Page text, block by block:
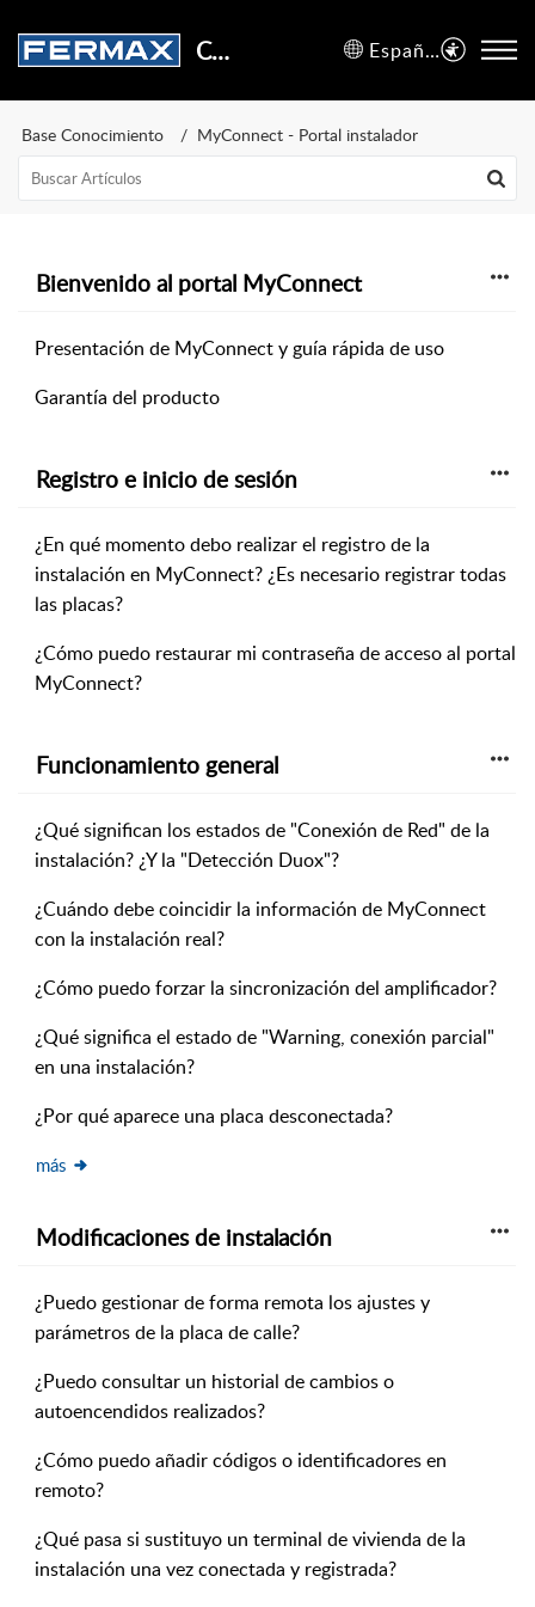
Centro de Soporte Español (España)
Base Conocimiento MyConnect - Portal instalador
Bienvenido al portal MyConnect
Presentación de MyConnect y guía rápida de uso
Garantía del producto
Registro e inicio de sesión
¿En qué momento debo realizar el registro de la
instalación en MyConnect? ¿Es necesario registrar todas
las placas?
¿Cómo puedo restaurar mi contraseña de acceso al portal
MyConnect?
Funcionamiento general
¿Qué significan los estados de "Conexión de Red" de la
instalación? ¿Y la "Detección Duox"?
¿Cuándo debe coincidir la información de MyConnect
con la instalación real?
¿Cómo puedo forzar la sincronización del amplificador?
¿Qué significa el estado de "Warning, conexión parcial"
en una instalación?
¿Por qué aparece una placa desconectada?
más
Modificaciones de instalación
¿Puedo gestionar de forma remota los ajustes y
parámetros de la placa de calle?
¿Puedo consultar un historial de cambios o
autoencendidos realizados?
¿Cómo puedo añadir códigos o identificadores en
remoto?
¿Qué pasa si sustituyo un terminal de vivienda de la
instalación una vez conectada y registrada?